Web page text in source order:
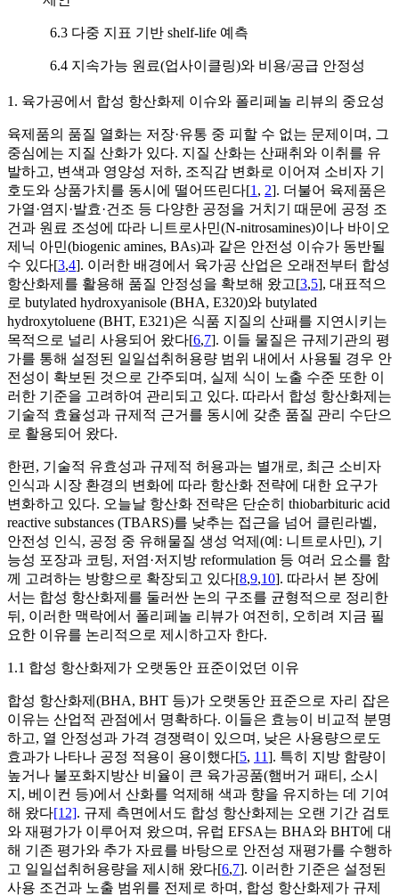
6.3 다중 지표 기반 shelf-life 예측
6.4 지속가능 원료(업사이클링)와 비용/공급 안정성
1. 육가공에서 합성 항산화제 이슈와 폴리페놀 리뷰의 중요성
육제품의 품질 열화는 저장·유통 중 피할 수 없는 문제이며, 그
중심에는 지질 산화가 있다. 지질 산화는 산패취와 이취를 유
발하고, 변색과 영양성 저하, 조직감 변화로 이어져 소비자 기
호도와 상품가치를 동시에 떨어뜨린다[1 , 2]. 더불어 육제품은
가열·염지·발효·건조 등 다양한 공정을 거치기 때문에 공정 조
건과 원료 조성에 따라 니트로사민(N-nitrosamines)이나 바이오
제닉 아민(biogenic amines, BAs)과 같은 안전성 이슈가 동반될
수 있다[3,4]. 이러한 배경에서 육가공 산업은 오래전부터 합성
항산화제를 활용해 품질 안정성을 확보해 왔고[3,5], 대표적으
로 butylated hydroxyanisole (BHA, E320)와 butylated
hydroxytoluene (BHT, E321)은 식품 지질의 산패를 지연시키는
목적으로 널리 사용되어 왔다[6,7]. 이들 물질은 규제기관의 평
가를 통해 설정된 일일섭취허용량 범위 내에서 사용될 경우 안
전성이 확보된 것으로 간주되며, 실제 식이 노출 수준 또한 이
러한 기준을 고려하여 관리되고 있다. 따라서 합성 항산화제는
기술적 효율성과 규제적 근거를 동시에 갖춘 품질 관리 수단으
로 활용되어 왔다.
한편, 기술적 유효성과 규제적 허용과는 별개로, 최근 소비자
인식과 시장 환경의 변화에 따라 항산화 전략에 대한 요구가
변화하고 있다. 오늘날 항산화 전략은 단순히 thiobarbituric acid
reactive substances (TBARS)를 낮추는 접근을 넘어 클린라벨,
안전성 인식, 공정 중 유해물질 생성 억제(예: 니트로사민), 기
능성 포장과 코팅, 저염·저지방 reformulation 등 여러 요소를 함
께 고려하는 방향으로 확장되고 있다[8,9,10]. 따라서 본 장에
서는 합성 항산화제를 둘러싼 논의 구조를 균형적으로 정리한
뒤, 이러한 맥락에서 폴리페놀 리뷰가 여전히, 오히려 지금 필
요한 이유를 논리적으로 제시하고자 한다.
1.1 합성 항산화제가 오랫동안 표준이었던 이유
합성 항산화제(BHA, BHT 등)가 오랫동안 표준으로 자리 잡은
이유는 산업적 관점에서 명확하다. 이들은 효능이 비교적 분명
하고, 열 안정성과 가격 경쟁력이 있으며, 낮은 사용량으로도
효과가 나타나 공정 적용이 용이했다[5, 11]. 특히 지방 함량이
높거나 불포화지방산 비율이 큰 육가공품(햄버거 패티, 소시
지, 베이컨 등)에서 산화를 억제해 색과 향을 유지하는 데 기여
해 왔다[12]. 규제 측면에서도 합성 항산화제는 오랜 기간 검토
와 재평가가 이루어져 왔으며, 유럽 EFSA는 BHA와 BHT에 대
해 기존 평가와 추가 자료를 바탕으로 안전성 재평가를 수행하
고 일일섭취허용량을 제시해 왔다[6,7]. 이러한 기준은 설정된
사용 조건과 노출 범위를 전제로 하며, 합성 항산화제가 규제